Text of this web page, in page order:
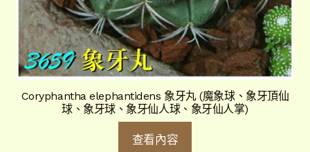
Coryphantha elephantidens 象牙丸 (魔象球、象牙頂仙
球、象牙球、象牙仙人球、象牙仙人掌)
查看內容